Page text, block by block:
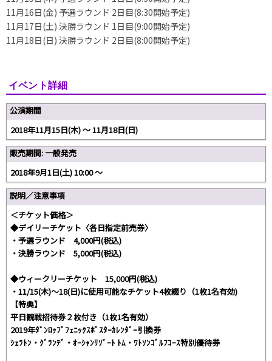
11月16日(金) 予選ラウンド 2日目(8:30開始予定)
11月17日(土) 決勝ラウンド 1日目(9:00開始予定)
11月18日(日) 決勝ラウンド 2日目(8:00開始予定)
イベント詳細
公演期間
2018年11月15日(木) 〜 11月18日(日)
販売期間: 一般発売
2018年9月1日(土) 10:00 〜
説明／注意事項
＜チケット価格＞
◆デイリーチケット〈各日指定前売券〉
・予選ラウンド 4,000円(税込)
・決勝ラウンド 5,000円(税込)
◆ウィークリーチケット 15,000円(税込)
・11/15(木)～18(日)に使用可能なチケット4枚綴り（1枚1名有効)
【特典】
平日観戦招待券２枚付き（1枚1名有効）
2019年ﾀﾞﾝﾛｯﾌﾟﾌｪﾆｯｸｽﾎﾟｽﾀｰｶﾚﾝﾀﾞｰ引換券
ｼｪﾗﾄﾝ・ｸﾞﾗﾝﾃﾞ・ｵｰｼｬﾝﾘｿﾞｰﾄ ﾄﾑ・ﾜﾄｿﾝｺﾞﾙﾌｺｰｽ特別優待券